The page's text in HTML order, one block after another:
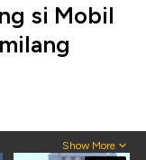
si Mobil
Show More